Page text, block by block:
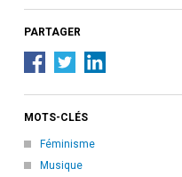
PARTAGER
MOTS-CLÉS
Féminisme
Musique